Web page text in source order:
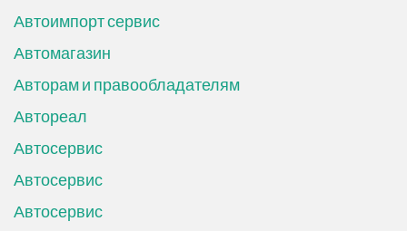
Автоимпорт сервис
Автомагазин
Авторам и правообладателям
Автореал
Автосервис
Автосервис
Автосервис